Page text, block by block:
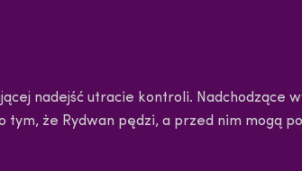
nadejść utracie kontroli. Nadchodzące
że Rydwan pędzi, a przed nim mogą